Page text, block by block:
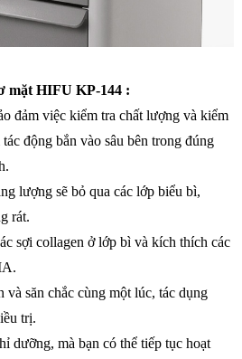
mặt HIFU KP-144 :
đảm việc kiểm tra chất lượng và kiểm
động bắn vào sâu bên trong đúng
lượng sẽ bỏ qua các lớp biểu bì,
rát.
sợi collagen ở lớp bì và kích thích các
và săn chắc cùng một lúc, tác dụng
trị.
dưỡng, mà bạn có thể tiếp tục hoạt